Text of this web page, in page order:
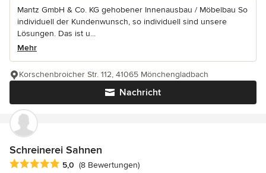
Mantz GmbH & Co. KG gehobener Innenausbau / Möbelbau So
individuell der Kundenwunsch, so individuell sind unsere
Lösungen. Das ist u...
Mehr
Nachricht
Korschenbroicher Str. 112, 41065 Mönchengladbach
Schreinerei Sahnen
Durchschnittliche Bewertung: 5 von 5 Sternen
5,0 (8 Bewertungen)